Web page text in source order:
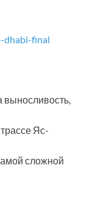
dhabi-final
выносливость,
Яс-
сложной